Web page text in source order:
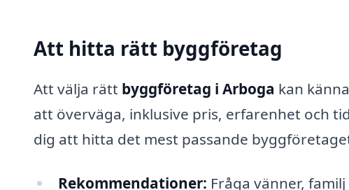
Att hitta rätt byggföretag
Att välja rätt byggföretag i Arboga kan
att överväga, inklusive pris, erfarenhet och
dig att hitta det mest passande
Rekommendationer: Fråga vänner,